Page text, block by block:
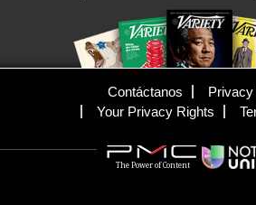
Contáctanos
Your Privacy Rights
The Power of Content